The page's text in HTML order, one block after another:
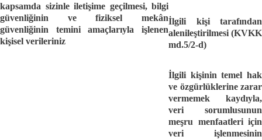
kapsamda sizinle iletişime geçilmesi, bilgi
güvenliğinin ve fiziksel mekân
güvenliğinin temini amaçlarıyla işlenen
kişisel verileriniz
İlgili kişi tarafından
alenileştirilmesi (KVKK
md.5/2-d)
İlgili kişinin temel hak
ve özgürlüklerine zarar
vermemek kaydıyla,
veri sorumlusunun
meşru menfaatleri için
veri işlenmesinin